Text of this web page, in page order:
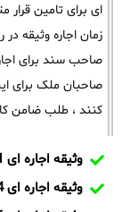
ای برای تامین قرار
زمان اجاره وثیقه
صاحب سند برای
صاحبان ملک برای
کنند ، طلب ضامن
وثیقه اجاره ای 1 میلیاردی در رویدر
وثیقه اجاره ای 4 میلیاردی در رویدر